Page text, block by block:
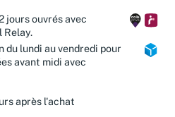
jours ouvrés avec
Relay.
du lundi au vendredi pour
avant midi avec
après l'achat